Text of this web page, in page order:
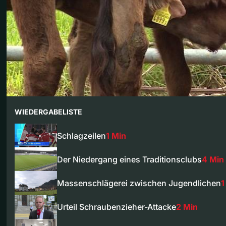
WIEDERGABELISTE
Schlagzeilen1 Min
Der Niedergang eines Traditionsclubs4 Min
Massenschlägerei zwischen Jugendlichen
Urteil Schraubenzieher-Attacke2 Min